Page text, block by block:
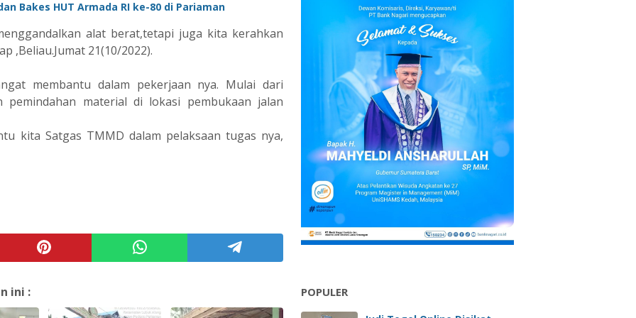
Bakes HUT Armada RI ke-80 di Pariaman
alat berat,tetapi juga kita kerahkan
,Beliau.Jumat 21(10/2022).
membantu dalam pekerjaan nya. Mulai dari
pemindahan material di lokasi pembukaan jalan
kita Satgas TMMD dalam pelaksaan tugas nya,
ini : POPULER